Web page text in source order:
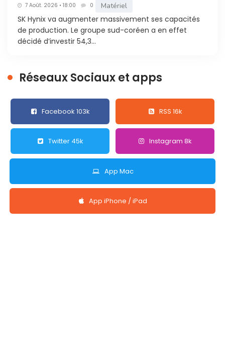
7 Août. 2026 • 18:00 0 Matériel
SK Hynix va augmenter massivement ses capacités
de production. Le groupe sud-coréen a en effet
décidé d’investir 54,3...
Réseaux Sociaux et apps
Facebook 103k RSS 16k
Twitter 45k Instagram 8k
App Mac
App iPhone / iPad